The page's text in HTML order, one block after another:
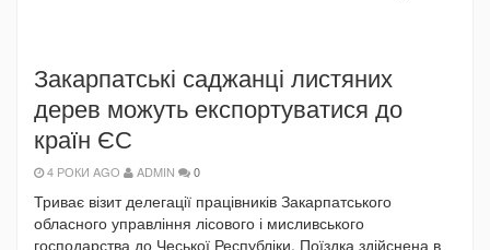
Закарпатські саджанці листяних
дерев можуть експортуватися до
країн ЄС
4 РОКИ AGO ADMIN 0
Триває візит делегації працівників Закарпатського
обласного управління лісового і мисливського
господарства до Чеської Республіки. Поїздка здійснена в